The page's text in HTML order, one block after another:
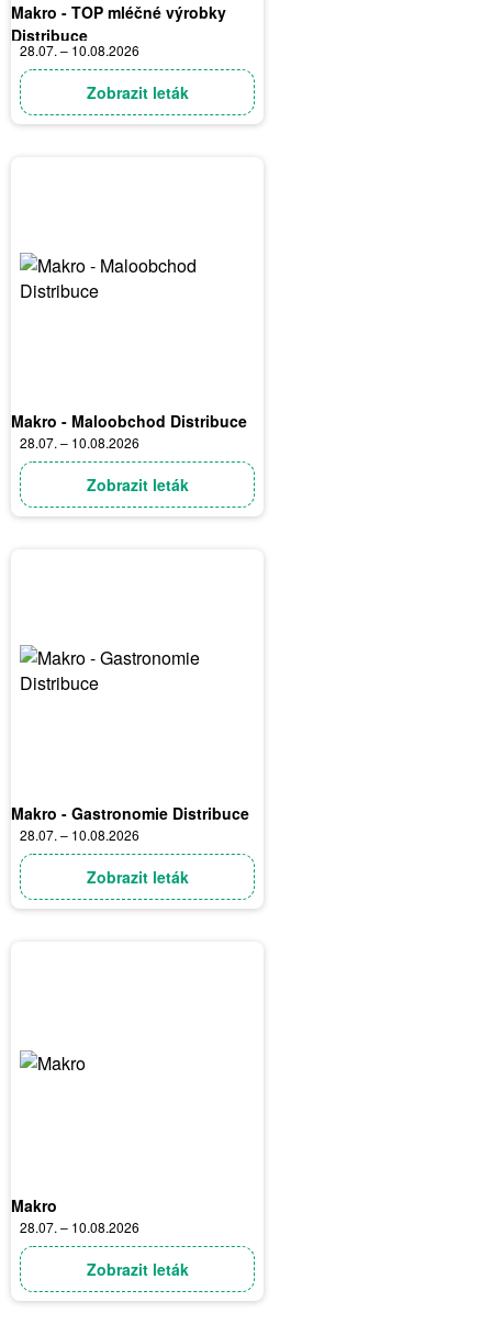
Makro - TOP mléčné výrobky
Distribuce
28.07. – 10.08.2026
Zobrazit leták
Makro - Maloobchod Distribuce
28.07. – 10.08.2026
Zobrazit leták
Makro - Gastronomie Distribuce
28.07. – 10.08.2026
Zobrazit leták
Makro
28.07. – 10.08.2026
Zobrazit leták